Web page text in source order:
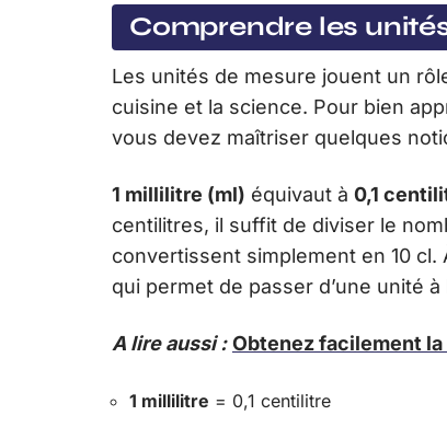
Comprendre les
Les unités de mesure jouent un
cuisine et la science. Pour bien
vous devez maîtriser quelques
1 millilitre (ml) équivaut à 0,1
centilitres, il suffit de diviser le
convertissent simplement en 10 cl.
qui permet de passer d’une unité à
A lire aussi : Obtenez facilement
1 millilitre = 0,1 centilitre